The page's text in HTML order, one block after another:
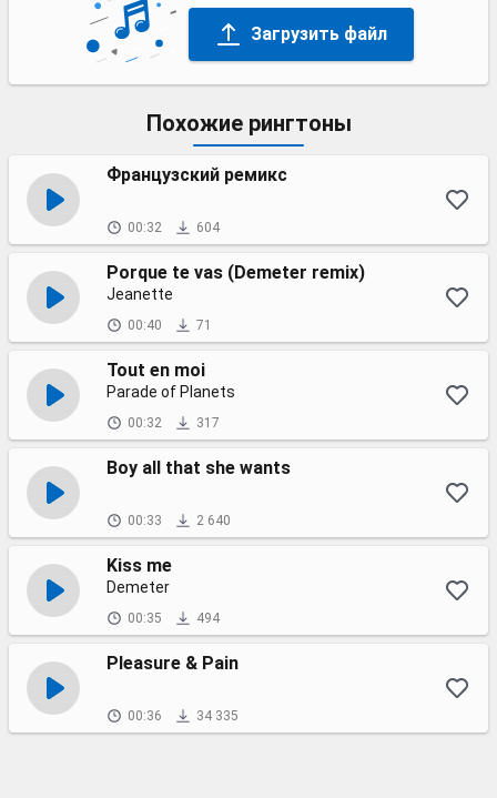
Загрузить файл
Похожие рингтоны
Французский ремикс
00:32 604
Porque te vas (Demeter remix)
Jeanette
00:40 71
Tout en moi
Parade of Planets
00:32 317
Boy all that she wants
00:33 2 640
Kiss me
Demeter
00:35 494
Pleasure & Pain
00:36 34 335